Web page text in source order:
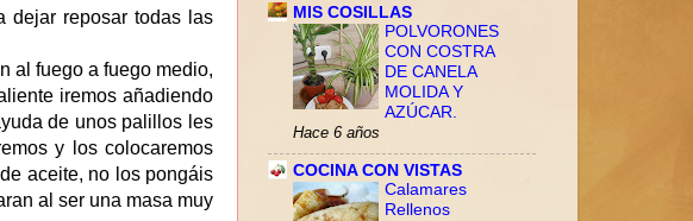
dejar reposar todas las
al fuego a fuego medio,
iremos añadiendo
de unos palillos les
y los colocaremos
aceite, no los pongáis
al ser una masa muy
MIS COSILLAS
POLVORONES
CON COSTRA
DE CANELA
MOLIDA Y
AZÚCAR.
Hace 6 años
COCINA CON VISTAS
Calamares
Rellenos